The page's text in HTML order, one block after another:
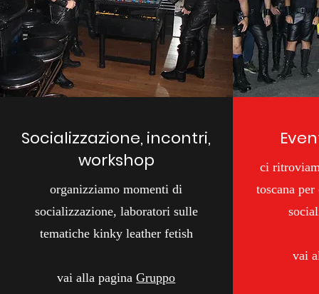
Socializzazione, incontri,
workshop
organizziamo momenti di
socializzazione, laboratori sulle
tematiche kinky leather fetish
vai alla paginaGruppo
ci
toscana
vai